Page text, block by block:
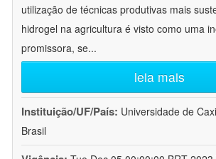
utilização de técnicas produtivas mais
hidrogel na agricultura é visto como uma
promissora, se...
leia mais
Instituição/UF/País: Universidade de
Brasil